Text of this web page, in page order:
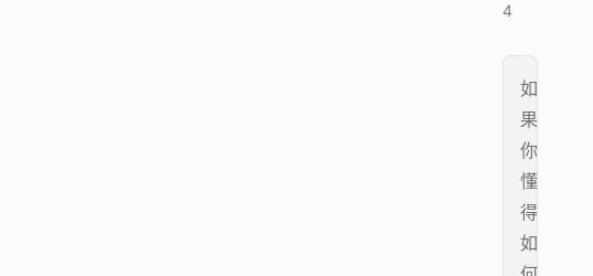
4
如
果
你
懂
得
如